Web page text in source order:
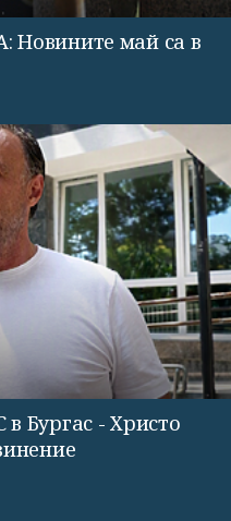
Новините май са в
Бургас - Христо